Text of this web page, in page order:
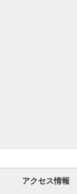
アクセス情報